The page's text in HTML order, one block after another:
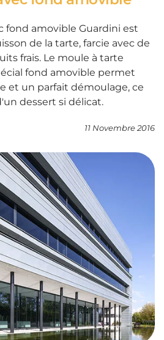
fond amovible Guardini est
de la tarte, farcie avec de
frais. Le moule à tarte
fond amovible permet
et un parfait démoulage, ce
dessert si délicat.
11 Novembre 2016